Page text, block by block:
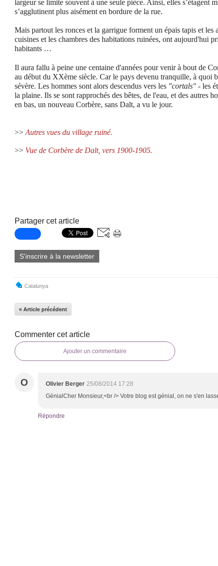
largeur se limite souvent à une seule pièce. Ainsi, elles s’étagent
s’agglutinent plus aisément en bordure de la rue.
Mais partout les ronces et la garrigue forment un épais tapis et les
cuisines et les chambres des habitations ruinées, ont aujourd'hui
habitants …
Il aura fallu à peine une centaine d'années pour venir à bout de
au début du XXème siècle. Car le pays devenu tranquille, à quoi
sévère. Les hommes sont alors descendus vers les "cortals" - les
la plaine. Ils se sont rapprochés des bêtes, de l'eau, et des autres
en bas, un nouveau Corbère, sans Dalt, a vu le jour.
>> Autres vues du village ruiné.
>> Vue de Corbère de Dalt, vers 1900-1905.
Partager cet article
S'inscrire à la newsletter
Catalunya
« Article précédent
Commenter cet article
Ajouter un commentaire
O Olivier Berger 25/08/2014 17:28
GénialCher Monsieur,<br /> Votre blog est génial, on ne s'en
Répondre